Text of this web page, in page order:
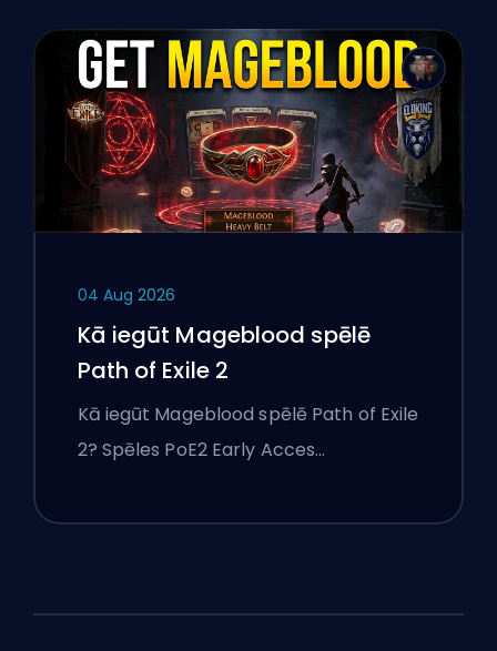
04 Aug 2026
Kā iegūt Mageblood spēlē
Path of Exile 2
Kā iegūt Mageblood spēlē Path of Exile
2? Spēles PoE2 Early Acces…